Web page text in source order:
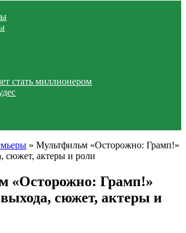
стать миллионером
» Мультфильм «Осторожно: Грамп!»
сюжет, актеры и роли
«Осторожно: Грамп!»
выхода, сюжет, актеры и